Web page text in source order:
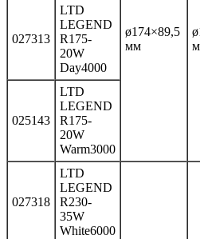
ø174×89,5
мм
027313
LTD
LEGEND
R175-
20W
Day4000
025143
LTD
LEGEND
R175-
20W
Warm3000
027318
LTD
LEGEND
R230-
35W
White6000